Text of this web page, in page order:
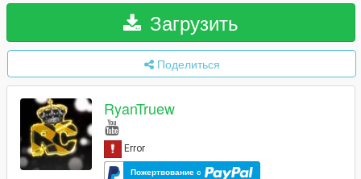
Загрузить
Поделиться
RyanTruew
Пожертвование с